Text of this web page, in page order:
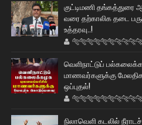
குட்டிமணி தங்கத்துரை
வரை தற்காலிக தடை
உத்தரவு..!
வெளிநாட்டுப்
மாணவர்களுக்கு
ஒப்புதல்!
நிலாவெளி கடலில்